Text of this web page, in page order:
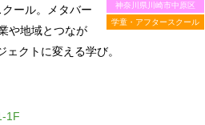
神奈川県川崎市中原区
学童・アフタースクール
ール。メタバー
や地域とつなが
クトに変える学び。
1F